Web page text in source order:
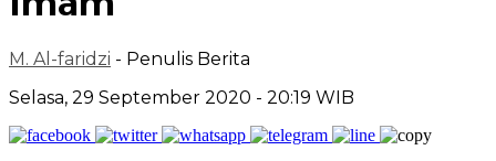
M. Al-faridzi - Penulis Berita
Selasa, 29 September 2020 - 20:19 WIB